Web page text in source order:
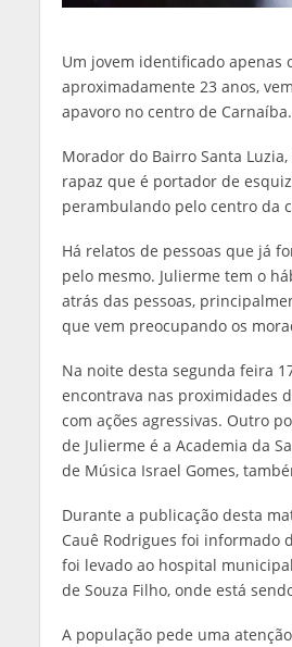
Um jovem identificado apenas
aproximadamente 23 anos,
apavoro no centro de Carnaíba.
Morador do Bairro Santa
rapaz que é portador de
perambulando pelo centro da
Há relatos de pessoas que já
pelo mesmo. Julierme tem o
atrás das pessoas,
que vem preocupando os
Na noite desta segunda feira
encontrava nas proximidades
com ações agressivas. Outro
de Julierme é a Academia da
de Música Israel Gomes,
Durante a publicação desta
Cauê Rodrigues foi informado
foi levado ao hospital
de Souza Filho, onde está
A população pede uma